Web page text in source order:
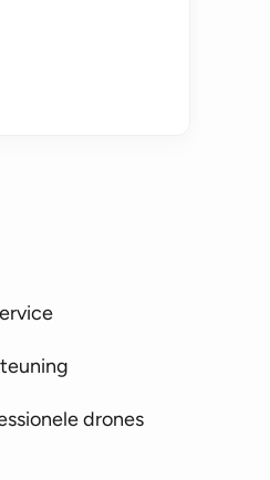
drones